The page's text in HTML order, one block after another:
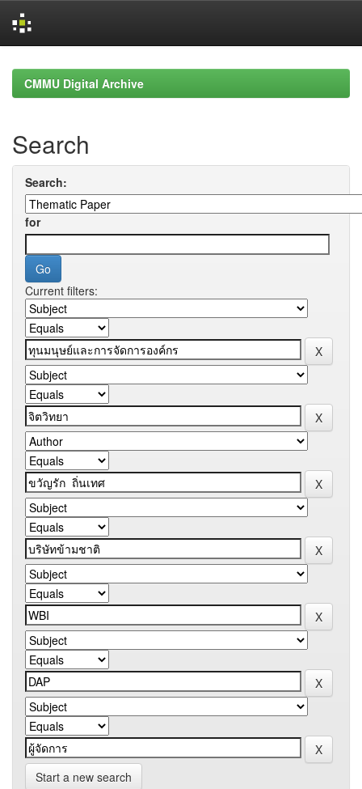
navigationCMMU Digital Archive
Search
Search:
for
Current filters:
Start a new search